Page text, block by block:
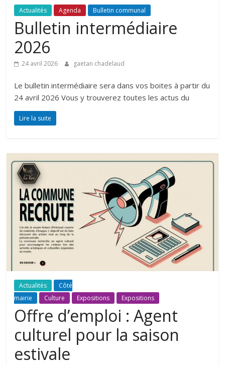
Actualités Agenda Bulletin communal
Bulletin intermédiaire
2026
24 avril 2026 gaetan chadelaud
Le bulletin intermédiaire sera dans vos boites à partir du
24 avril 2026 Vous y trouverez toutes les actus du
Lire la suite
Actualités
Côté
mairie
Culture Expositions Expositions
Offre d’emploi : Agent
culturel pour la saison
estivale